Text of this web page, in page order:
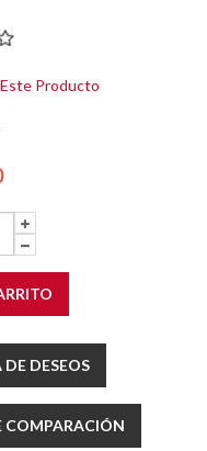
Este Producto
DESEOS
COMPARACIÓN